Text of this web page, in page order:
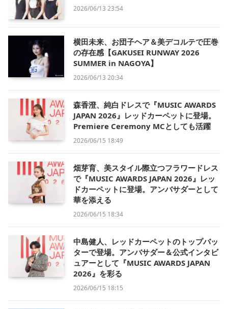
2026/06/13 23:54
横田未来、お団子ヘア＆美デコルテで圧巻
の存在感【GAKUSEI RUNWAY 2026
SUMMER in NAGOYA】
2026/06/13 20:34
森香澄、純白ドレスで『MUSIC AWARDS
JAPAN 2026』レッドカーペットに登場。
Premiere Ceremony MCとしても活躍
2026/06/15 18:49
畑芽育、美スタイル際立つフラワードレス
で『MUSIC AWARDS JAPAN 2026』レッ
ドカーペットに登場。アンバサダーとして
華を添える
2026/06/15 18:34
中島健人、レッドカーペットのトップバッ
ターで登場。アンバサダー＆公式インタビ
ュアーとして『MUSIC AWARDS JAPAN
2026』を彩る
2026/06/15 18:15